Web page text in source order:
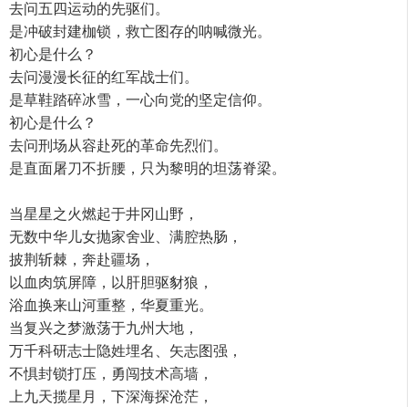
去问五四运动的先驱们。
是冲破封建枷锁，救亡图存的呐喊微光。
初心是什么？
去问漫漫长征的红军战士们。
是草鞋踏碎冰雪，一心向党的坚定信仰。
初心是什么？
去问刑场从容赴死的革命先烈们。
是直面屠刀不折腰，只为黎明的坦荡脊梁。
当星星之火燃起于井冈山野，
无数中华儿女抛家舍业、满腔热肠，
披荆斩棘，奔赴疆场，
以血肉筑屏障，以肝胆驱豺狼，
浴血换来山河重整，华夏重光。
当复兴之梦激荡于九州大地，
万千科研志士隐姓埋名、矢志图强，
不惧封锁打压，勇闯技术高墙，
上九天揽星月，下深海探沧茫，